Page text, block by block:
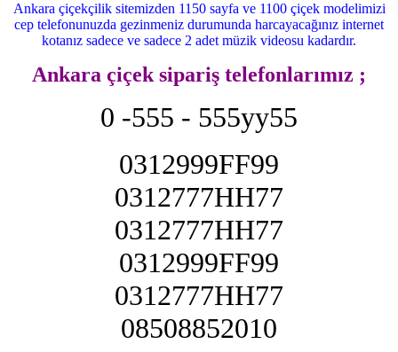
Ankara çiçekçilik sitemizden 1150 sayfa ve 1100 çiçek modelimizi
cep telefonunuzda gezinmeniz durumunda harcayacağınız internet
kotanız sadece ve sadece 2 adet müzik videosu kadardır.
Ankara çiçek sipariş telefonlarımız ;
0 -555 - 555yy55
0312999FF99
0312777HH77
0312777HH77
0312999FF99
0312777HH77
08508852010